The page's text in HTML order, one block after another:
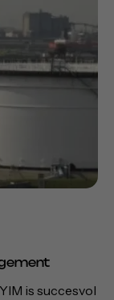
is succesvol